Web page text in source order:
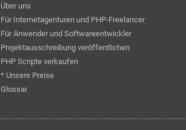
Über uns
Für Internetagenturen und PHP-Freelancer
Für Anwender und Softwareentwickler
Projektausschreibung veröffentlichen
PHP Scripte verkaufen
* Unsere Preise
Glossar